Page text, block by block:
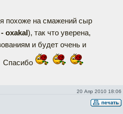
похоже на смажений сыр
oxakal), так что уверена,
и будет очень и
Спасибо
20 Апр 2010 18:06